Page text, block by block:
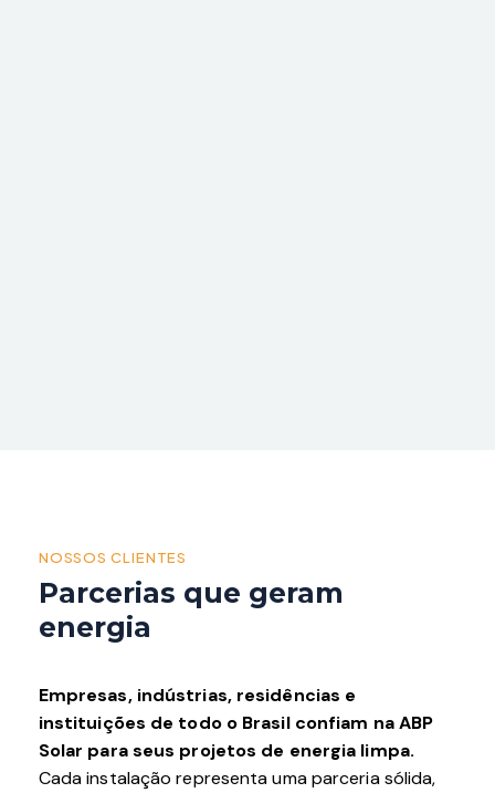
NOSSOS CLIENTES
Parcerias que geram
energia
Empresas, indústrias, residências e
instituições de todo o Brasil confiam na ABP
Solar para seus projetos de energia limpa.
Cada instalação representa uma parceria sólida,